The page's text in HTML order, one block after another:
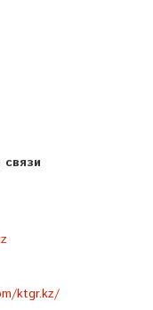
ktgr.kz/